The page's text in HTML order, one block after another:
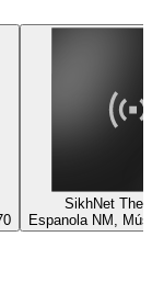
SikhNet The
Espanola NM,